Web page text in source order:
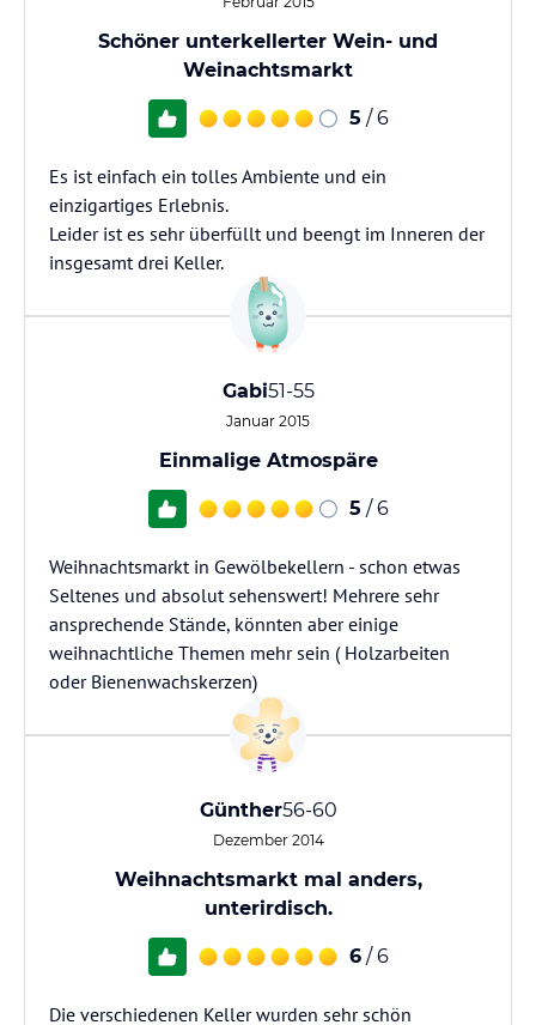
Schöner unterkellerter Wein- und
Weinachtsmarkt
5 / 6
Es ist einfach ein tolles Ambiente und ein
einzigartiges Erlebnis.
Leider ist es sehr überfüllt und beengt im Inneren der
insgesamt drei Keller.
Gabi51-55
Januar 2015
Einmalige Atmospäre
5 / 6
Weihnachtsmarkt in Gewölbekellern - schon etwas
Seltenes und absolut sehenswert! Mehrere sehr
ansprechende Stände, könnten aber einige
weihnachtliche Themen mehr sein ( Holzarbeiten
oder Bienenwachskerzen)
Günther56-60
Dezember 2014
Weihnachtsmarkt mal anders,
unterirdisch.
6 / 6
Die verschiedenen Keller wurden sehr schön